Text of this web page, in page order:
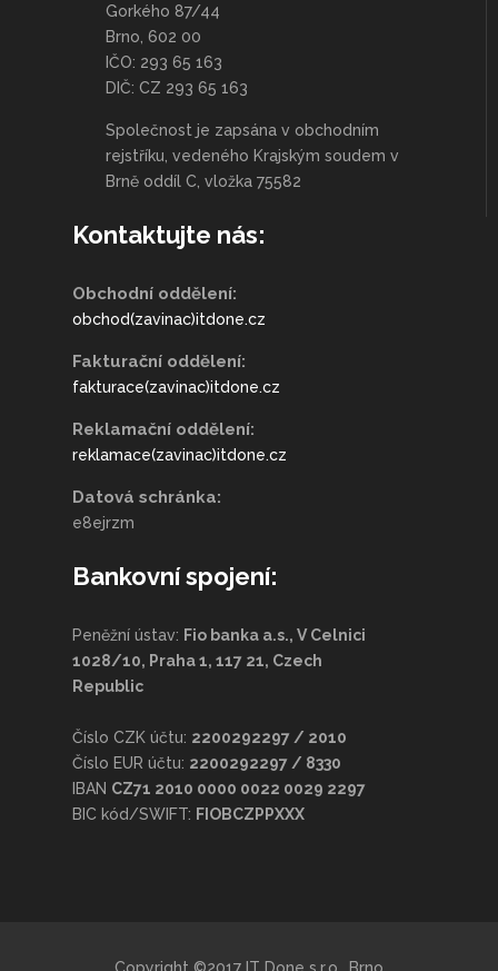
Gorkého 87/44
Brno, 602 00
IČO: 293 65 163
DIČ: CZ 293 65 163
Společnost je zapsána v obchodním
rejstříku, vedeného Krajským soudem v
Brně oddíl C, vložka 75582
Kontaktujte nás:
Obchodní oddělení:
obchod(zavinac)itdone.cz
Fakturační oddělení:
fakturace(zavinac)itdone.cz
Reklamační oddělení:
reklamace(zavinac)itdone.cz
Datová schránka:
e8ejrzm
Bankovní spojení:
Peněžní ústav: Fio banka a.s., V Celnici
1028/10, Praha 1, 117 21, Czech
Republic
Číslo CZK účtu: 2200292297 / 2010
Číslo EUR účtu: 2200292297 / 8330
IBAN CZ71 2010 0000 0022 0029 2297
BIC kód/SWIFT: FIOBCZPPXXX
Copyright ©2017 IT Done s.r.o., Brno